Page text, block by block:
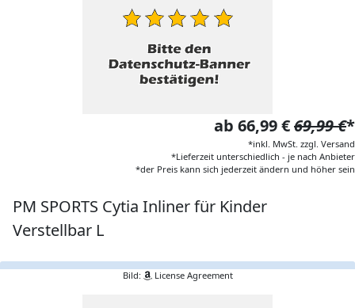
ab 66,99 €69,99 €*
*inkl. MwSt. zzgl. Versand
*Lieferzeit unterschiedlich - je nach Anbieter
*der Preis kann sich jederzeit ändern und höher sein
PM SPORTS Cytia Inliner für Kinder
Verstellbar L
Bild: License Agreement